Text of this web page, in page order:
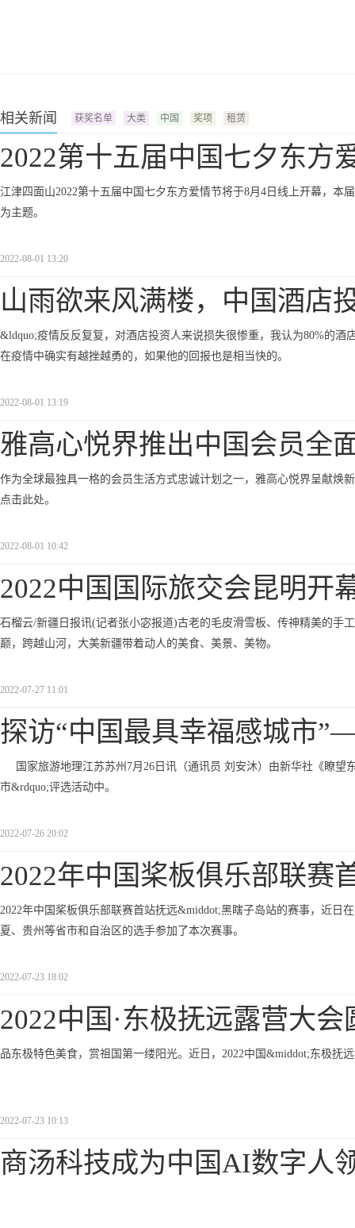
相关新闻 获奖名单 大类 中国 奖项 租赁
2022第十五届中国七夕东方
江津四面山2022第十五届中国七夕东方爱情节将于8月4日线上开幕，本
为主题。
2022-08-01 13:20
山雨欲来风满楼，中国酒店
&ldquo;疫情反反复复，对酒店投资人来说损失很惨重，我认为80%的
在疫情中确实有越挫越勇的，如果他的回报也是相当快的。
2022-08-01 13:19
雅高心悦界推出中国会员全
作为全球最独具一格的会员生活方式忠诚计划之一，雅高心悦界呈献焕
点击此处。
2022-08-01 10:42
2022中国国际旅交会昆明开
石榴云/新疆日报讯(记者张小宓报道)古老的毛皮滑雪板、传神精美的手
巅，跨越山河，大美新疆带着动人的美食、美景、美物。
2022-07-27 11:01
探访“中国最具幸福感城市
国家旅游地理江苏苏州7月26日讯（通讯员 刘安沐）由新华社《瞭
市&rdquo;评选活动中。
2022-07-26 20:02
2022年中国桨板俱乐部联赛
2022年中国桨板俱乐部联赛首站抚远&middot;黑瞎子岛站的赛事，近日
夏、贵州等省市和自治区的选手参加了本次赛事。
2022-07-23 18:02
2022中国·东极抚远露营大会
品东极特色美食，赏祖国第一缕阳光。近日，2022中国&middot;东极抚
2022-07-23 10:13
商汤科技成为中国AI数字人